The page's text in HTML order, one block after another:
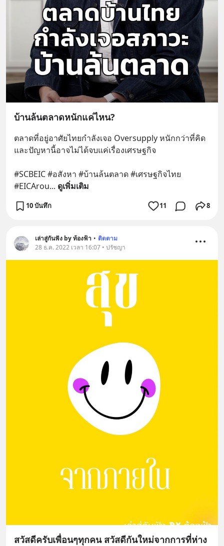
บ้านล้นตลาดหนักแค่ไหน?
ตลาดที่อยู่อาศัยไทยกำลังเจอ Oversupply หนักกว่าที่คิด
และปัญหานี้อาจไม่ได้จบแค่เรื่องเศรษฐกิจ
#SCBEIC #อสังหา #บ้านล้นตลาด #เศรษฐกิจไทย
#EICArou... ดูเพิ่มเติม
10 บันทึก 11 8
เล่าสู่กันฟัง by ท้องฟ้า • ติดตาม
28 ธ.ค. 2022 เวลา 16:07 • ปรัชญา
สวัสดีครับเพื่อนๆทุกคน สวัสดีกันใหม่จากการที่ห่าง